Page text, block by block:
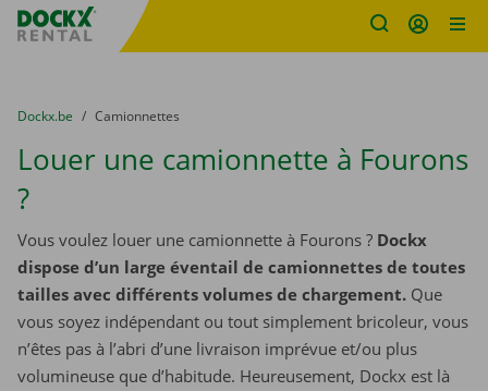
sitename
You are here:
du
Dockx.be to
Camionnettes
Louer une camionnette à Fourons
?
Vous voulez louer une camionnette à Fourons ? Dockx
dispose d’un large éventail de camionnettes de toutes
tailles avec différents volumes de chargement. Que
vous soyez indépendant ou tout simplement bricoleur, vous
n’êtes pas à l’abri d’une livraison imprévue et/ou plus
volumineuse que d’habitude. Heureusement, Dockx est là